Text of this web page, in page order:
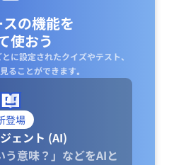
の機能を
使おう
に設定されたクイズやテスト、
ることができます｡
登場
ェント (AI)
う意味？」などをAIと